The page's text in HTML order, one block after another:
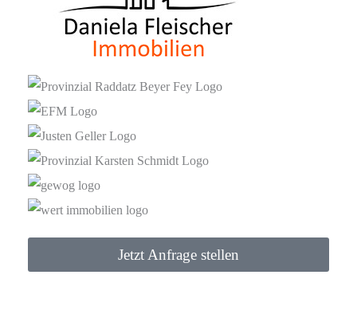
Jetzt Anfrage stellen